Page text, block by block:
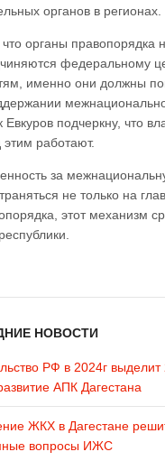
органов в регионах.
органы правопорядка
федеральному
именно они должны
подчеркну, что
работают.
за
не только на
этот механизм
НОВОСТИ
РФ в 2024г
АПК Дагестана
ЖКХ в Дагестане
вопросы ИЖС